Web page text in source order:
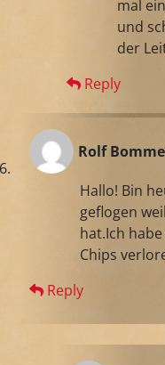
mal
und
der
Reply
Rolf
Hallo! Bin
geflogen
hat.Ich
Chips
Reply